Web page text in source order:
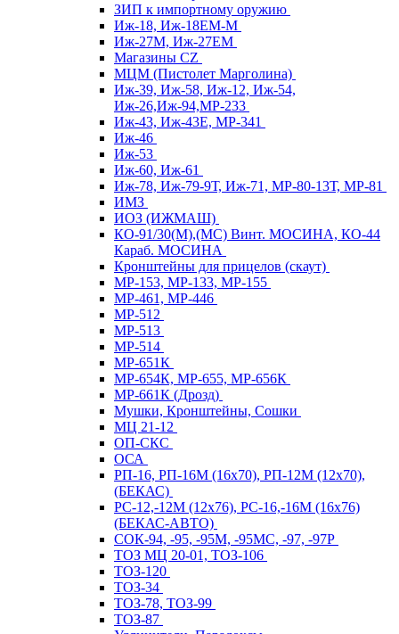
ЗИП к импортному оружию
Иж-18, Иж-18ЕМ-М
Иж-27М, Иж-27ЕМ
Магазины CZ
МЦМ (Пистолет Марголина)
Иж-39, Иж-58, Иж-12, Иж-54,
Иж-26,Иж-94,МР-233
Иж-43, Иж-43Е, МР-341
Иж-46
Иж-53
Иж-60, Иж-61
Иж-78, Иж-79-9Т, Иж-71, МР-80-13Т, МР-81
ИМЗ
ИОЗ (ИЖМАШ)
КО-91/30(М),(МС) Винт. МОСИНА, КО-44
Караб. МОСИНА
Кронштейны для прицелов (скаут)
МР-153, МР-133, МР-155
МР-461, МР-446
МР-512
МР-513
МР-514
МР-651К
МР-654К, МР-655, МР-656К
МР-661К (Дрозд)
Мушки, Кронштейны, Сошки
МЦ 21-12
ОП-СКС
ОСА
РП-16, РП-16М (16х70), РП-12М (12х70),
(БЕКАС)
РС-12,-12М (12х76), РС-16,-16М (16х76)
(БЕКАС-АВТО)
СОК-94, -95, -95М, -95МС, -97, -97Р
ТОЗ МЦ 20-01, ТОЗ-106
ТОЗ-120
ТОЗ-34
ТОЗ-78, ТОЗ-99
ТОЗ-87